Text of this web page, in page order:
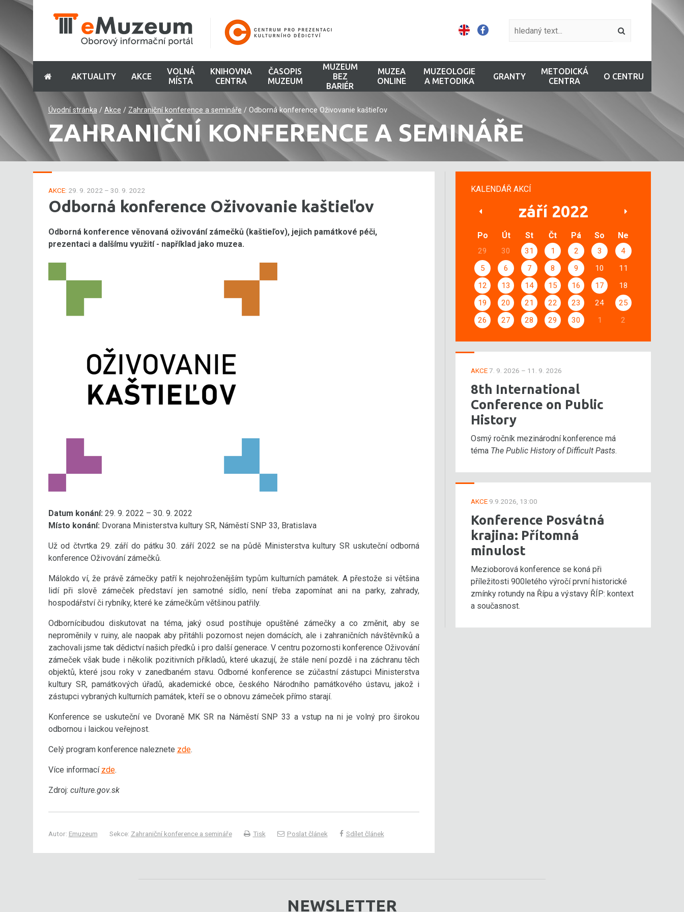
AKTUALITY AKCE
VOLNÁ
MÍSTA
KNIHOVNA
CENTRA
ČASOPIS
MUZEUM
MUZEUM
BEZ
BARIÉR
MUZEA
ONLINE
MUZEOLOGIE
A METODIKA
GRANTY
METODICKÁ
CENTRA
O CENTRU
Úvodní stránka/ Akce / Zahraniční konference a semináře / Odborná konference Oživovanie kaštieľov
ZAHRANIČNÍ KONFERENCE A SEMINÁŘE
AKCE: 29. 9. 2022 – 30. 9. 2022
Odborná konference Oživovanie kaštieľov
Odborná konference věnovaná oživování zámečků (kaštieľov), jejich památkové péči,
prezentaci a dalšímu využití - například jako muzea.
Datum konání: 29. 9. 2022 – 30. 9. 2022
Místo konání: Dvorana Ministerstva kultury SR, Náměstí SNP 33, Bratislava
Už od čtvrtka 29. září do pátku 30. září 2022 se na půdě Ministerstva kultury SR uskuteční odborná
konference Oživování zámečků.
Málokdo ví, že právě zámečky patří k nejohroženějším typům kulturních památek. A přestože si většina
lidí při slově zámeček představí jen samotné sídlo, není třeba zapomínat ani na parky, zahrady,
hospodářství či rybníky, které ke zámečkům většinou patřily.
Odbornícibudou diskutovat na téma, jaký osud postihuje opuštěné zámečky a co změnit, aby se
neproměnily v ruiny, ale naopak aby přitáhli pozornost nejen domácích, ale i zahraničních návštěvníků a
zachovali jsme tak dědictví našich předků i pro další generace. V centru pozornosti konference Oživování
zámeček však bude i několik pozitivních příkladů, které ukazují, že stále není pozdě i na záchranu těch
objektů, které jsou roky v zanedbaném stavu. Odborné konference se zúčastní zástupci Ministerstva
kultury SR, památkových úřadů, akademické obce, českého Národního památkového ústavu, jakož i
zástupci vybraných kulturních památek, kteří se o obnovu zámeček přímo starají.
Konference se uskuteční ve Dvoraně MK SR na Náměstí SNP 33 a vstup na ni je volný pro širokou
odbornou i laickou veřejnost.
Celý program konference naleznete zde.
Více informací zde.
Zdroj: culture.gov.sk
Autor: Emuzeum Sekce: Zahraniční konference a semináře Tisk Poslat článek Sdílet článek
KALENDÁŘ AKCÍ
září 2022
Po Út St Čt Pá So Ne
29 30 31 1 2 3
4
5
6 7 8 9 10
11
12
13 14 15 16 17
18
19
20 21 22 23 24
25
26
27 28 29 30 1 2
AKCE7. 9. 2026 – 11. 9. 2026
8th International
Conference on Public
History
Osmý ročník mezinárodní konference má
téma The Public History of Difficult Pasts.
AKCE 9.9.2026, 13:00
Konference Posvátná
krajina: Přítomná
minulost
Mezioborová konference se koná při
příležitosti 900letého výročí první historické
zmínky rotundy na Řípu a výstavy ŘÍP: kontext
a současnost.
NEWSLETTER